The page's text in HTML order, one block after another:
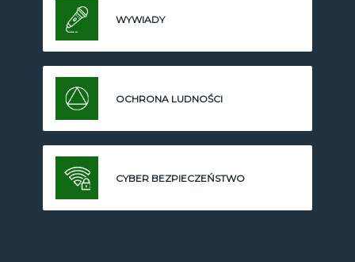
WYWIADY
OCHRONA LUDNOŚCI
CYBER BEZPIECZEŃSTWO